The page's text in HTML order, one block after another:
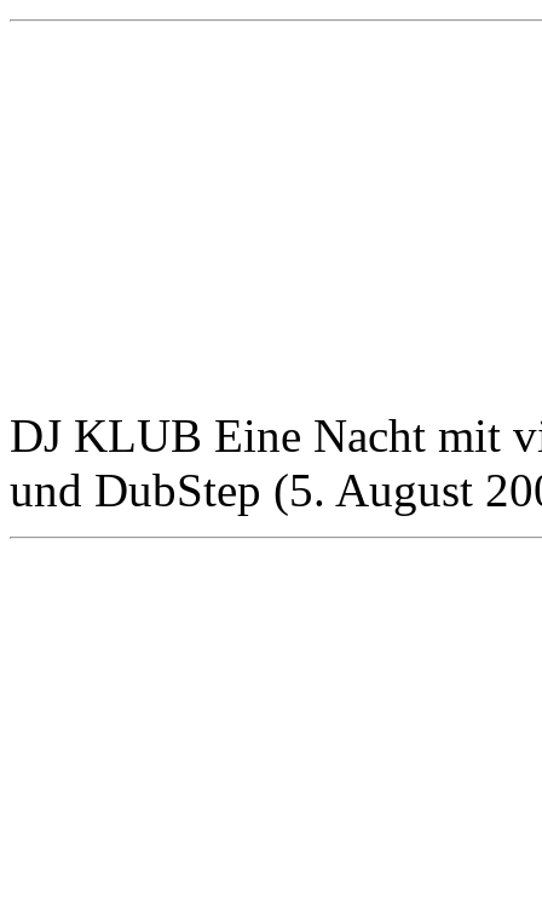
DJ KLUB Eine Nacht mit
und DubStep (5. August